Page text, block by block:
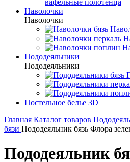
вафельные полотенца
Наволочки
Наволочки
Пододеяльники
Пододеяльники
Постельное белье 3D
Главная Каталог товаров
бязи Пододеяльник бязь Флора
Пододеяльник